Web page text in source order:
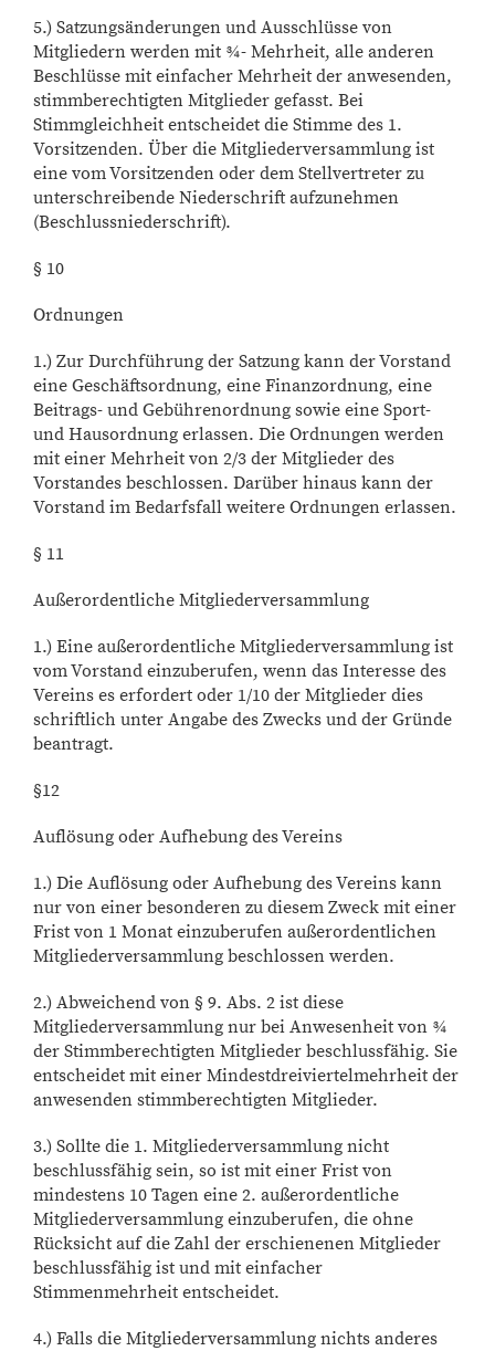
5.) Satzungsänderungen und Ausschlüsse von
Mitgliedern werden mit ¾- Mehrheit, alle anderen
Beschlüsse mit einfacher Mehrheit der anwesenden,
stimmberechtigten Mitglieder gefasst. Bei
Stimmgleichheit entscheidet die Stimme des 1.
Vorsitzenden. Über die Mitgliederversammlung ist
eine vom Vorsitzenden oder dem Stellvertreter zu
unterschreibende Niederschrift aufzunehmen
(Beschlussniederschrift).
§ 10
Ordnungen
1.) Zur Durchführung der Satzung kann der Vorstand
eine Geschäftsordnung, eine Finanzordnung, eine
Beitrags- und Gebührenordnung sowie eine Sport-
und Hausordnung erlassen. Die Ordnungen werden
mit einer Mehrheit von 2/3 der Mitglieder des
Vorstandes beschlossen. Darüber hinaus kann der
Vorstand im Bedarfsfall weitere Ordnungen erlassen.
§ 11
Außerordentliche Mitgliederversammlung
1.) Eine außerordentliche Mitgliederversammlung ist
vom Vorstand einzuberufen, wenn das Interesse des
Vereins es erfordert oder 1/10 der Mitglieder dies
schriftlich unter Angabe des Zwecks und der Gründe
beantragt.
§12
Auflösung oder Aufhebung des Vereins
1.) Die Auflösung oder Aufhebung des Vereins kann
nur von einer besonderen zu diesem Zweck mit einer
Frist von 1 Monat einzuberufen außerordentlichen
Mitgliederversammlung beschlossen werden.
2.) Abweichend von § 9. Abs. 2 ist diese
Mitgliederversammlung nur bei Anwesenheit von ¾
der Stimmberechtigten Mitglieder beschlussfähig. Sie
entscheidet mit einer Mindestdreiviertelmehrheit der
anwesenden stimmberechtigten Mitglieder.
3.) Sollte die 1. Mitgliederversammlung nicht
beschlussfähig sein, so ist mit einer Frist von
mindestens 10 Tagen eine 2. außerordentliche
Mitgliederversammlung einzuberufen, die ohne
Rücksicht auf die Zahl der erschienenen Mitglieder
beschlussfähig ist und mit einfacher
Stimmenmehrheit entscheidet.
4.) Falls die Mitgliederversammlung nichts anderes